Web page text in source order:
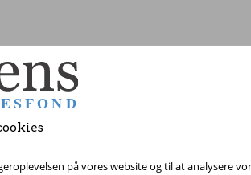
på vores website og til at analysere